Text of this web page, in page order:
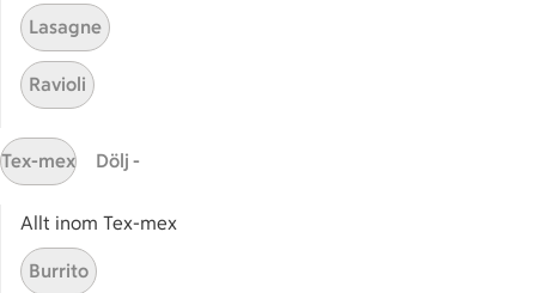
Hemmagjord prinsesstårta
Svensk prinsesstårta
Sidfot
Start
Lasagne
Ravioli
Tex-mex Dölj -
Allt inom Tex-mex
Burrito